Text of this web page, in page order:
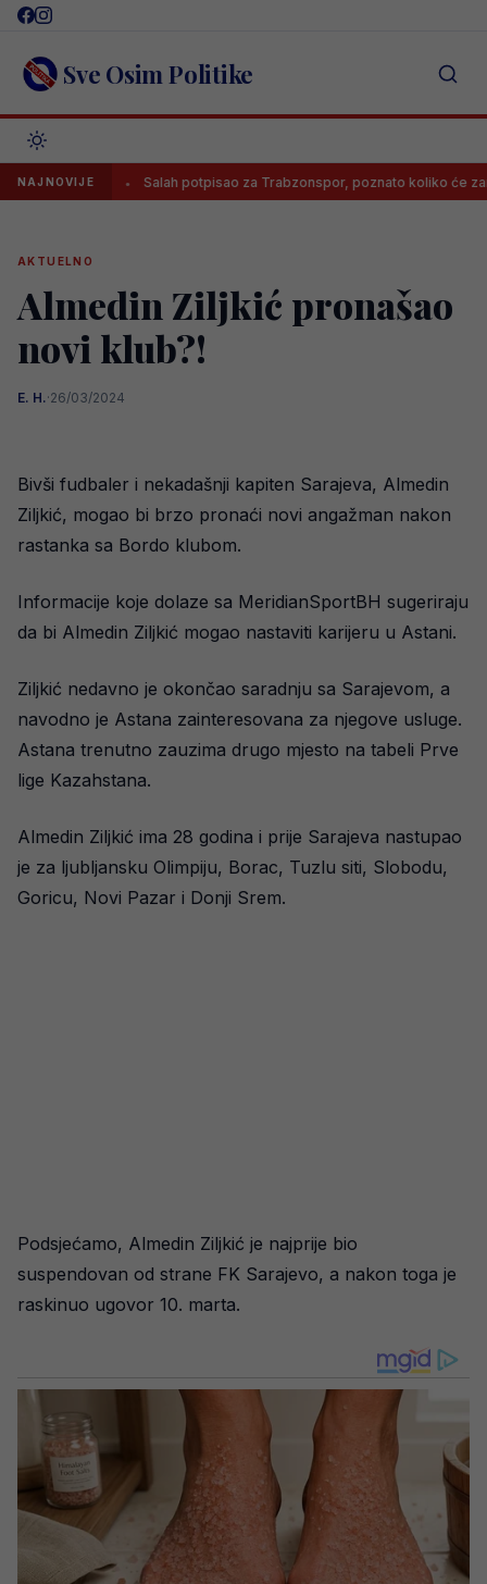
Skip
content Sve Osim Politike
NAJNOVIJE Salah potpisao za Trabzonspor, poznato koliko će
AKTUELNO
Almedin Ziljkić pronašao
novi klub?!
E. H.·26/03/2024
Bivši fudbaler i nekadašnji kapiten Sarajeva, Almedin
Ziljkić, mogao bi brzo pronaći novi angažman nakon
rastanka sa Bordo klubom.
Informacije koje dolaze sa MeridianSportBH sugeriraju
da bi Almedin Ziljkić mogao nastaviti karijeru u Astani.
Ziljkić nedavno je okončao saradnju sa Sarajevom, a
navodno je Astana zainteresovana za njegove usluge.
Astana trenutno zauzima drugo mjesto na tabeli Prve
lige Kazahstana.
Almedin Ziljkić ima 28 godina i prije Sarajeva nastupao
je za ljubljansku Olimpiju, Borac, Tuzlu siti, Slobodu,
Goricu, Novi Pazar i Donji Srem.
Podsjećamo, Almedin Ziljkić je najprije bio
suspendovan od strane FK Sarajevo, a nakon toga je
raskinuo ugovor 10. marta.